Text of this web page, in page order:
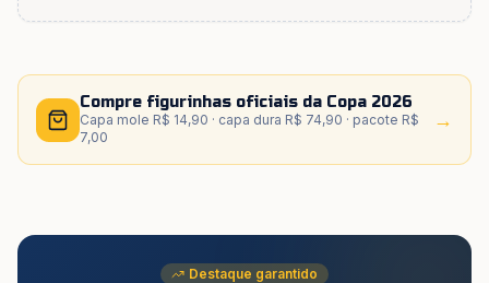
Compre figurinhas oficiais da Copa 2026
Capa mole R$ 14,90 · capa dura R$ 74,90 · pacote R$
7,00
→
Destaque garantido